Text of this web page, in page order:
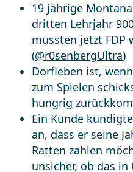
19 jährige
dritten Lehrjahr
müssten jetzt FDP
(@r0senbergUltra)
Dorfleben ist,
zum Spielen
hungrig
Ein Kunde
an, dass er seine
Ratten zahlen
unsicher, ob das